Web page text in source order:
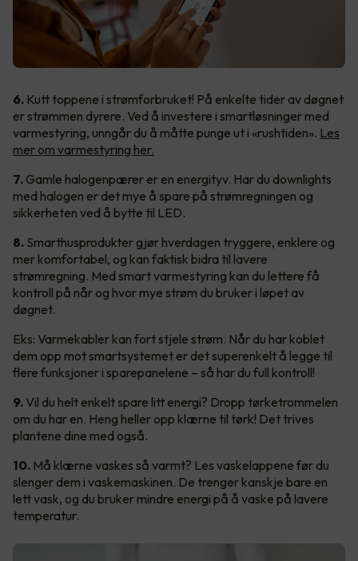
6. Kutt toppene i strømforbruket! På enkelte tider av døgnet
er strømmen dyrere. Ved å investere i smartløsninger med
varmestyring, unngår du å måtte punge ut i «rushtiden». Les
mer om varmestyring her.
7. Gamle halogenpærer er en energityv. Har du downlights
med halogen er det mye å spare på strømregningen og
sikkerheten ved å bytte til LED.
8. Smarthusprodukter gjør hverdagen tryggere, enklere og
mer komfortabel, og kan faktisk bidra til lavere
strømregning. Med smart varmestyring kan du lettere få
kontroll på når og hvor mye strøm du bruker i løpet av
døgnet.
Eks: Varmekabler kan fort stjele strøm. Når du har koblet
dem opp mot smartsystemet er det superenkelt å legge til
flere funksjoner i sparepanelene – så har du full kontroll!
9. Vil du helt enkelt spare litt energi? Dropp tørketrommelen
om du har en. Heng heller opp klærne til tørk! Det trives
plantene dine med også.
10. Må klærne vaskes så varmt? Les vaskelappene før du
slenger dem i vaskemaskinen. De trenger kanskje bare en
lett vask, og du bruker mindre energi på å vaske på lavere
temperatur.